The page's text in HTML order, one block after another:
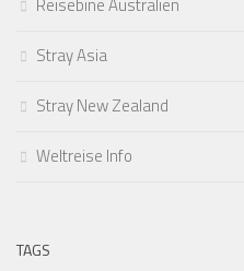
Reisebine Australien
Stray Asia
Stray New Zealand
Weltreise Info
TAGS